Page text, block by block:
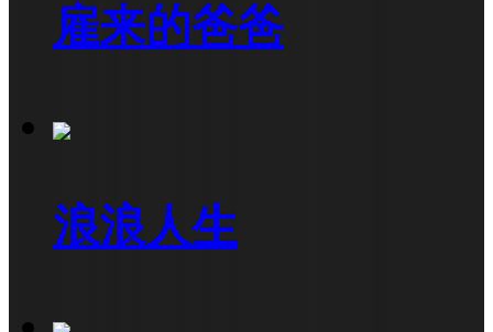
雇来的爸爸
浪浪人生